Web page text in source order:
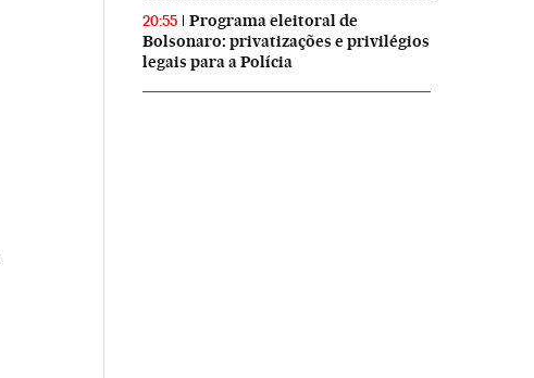
20:55
Programa eleitoral de
Bolsonaro: privatizações e privilégios
legais para a Polícia